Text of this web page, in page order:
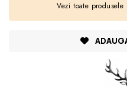
Vezi toate produsele